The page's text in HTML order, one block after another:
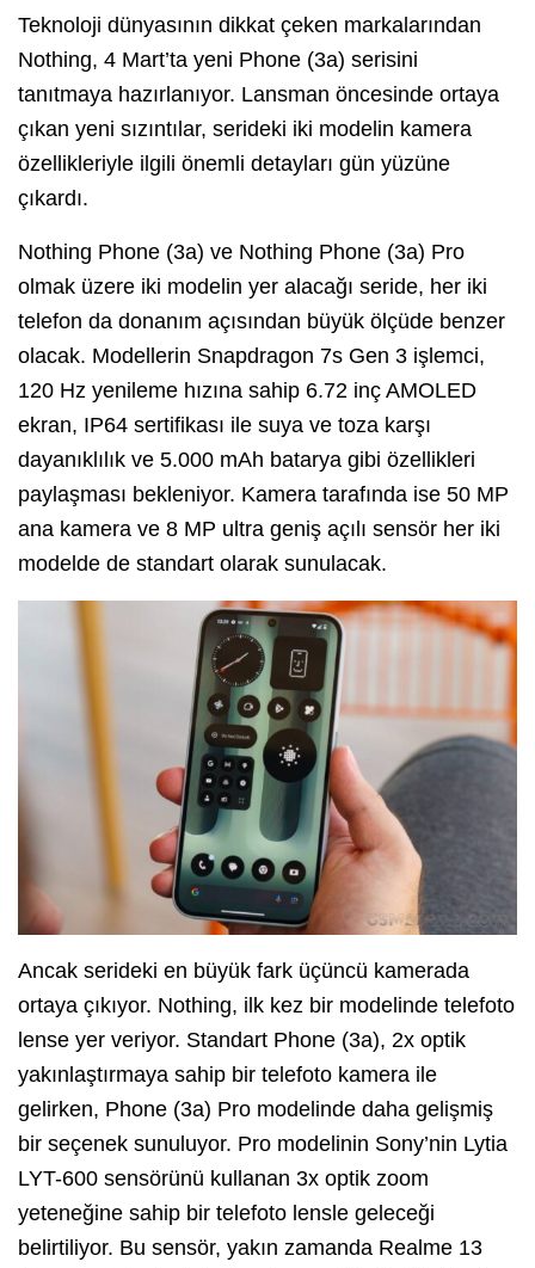
Teknoloji dünyasının dikkat çeken markalarından
Nothing, 4 Mart’ta yeni Phone (3a) serisini
tanıtmaya hazırlanıyor. Lansman öncesinde ortaya
çıkan yeni sızıntılar, serideki iki modelin kamera
özellikleriyle ilgili önemli detayları gün yüzüne
çıkardı.
Nothing Phone (3a) ve Nothing Phone (3a) Pro
olmak üzere iki modelin yer alacağı seride, her iki
telefon da donanım açısından büyük ölçüde benzer
olacak. Modellerin Snapdragon 7s Gen 3 işlemci,
120 Hz yenileme hızına sahip 6.72 inç AMOLED
ekran, IP64 sertifikası ile suya ve toza karşı
dayanıklılık ve 5.000 mAh batarya gibi özellikleri
paylaşması bekleniyor. Kamera tarafında ise 50 MP
ana kamera ve 8 MP ultra geniş açılı sensör her iki
modelde de standart olarak sunulacak.
Ancak serideki en büyük fark üçüncü kamerada
ortaya çıkıyor. Nothing, ilk kez bir modelinde telefoto
lense yer veriyor. Standart Phone (3a), 2x optik
yakınlaştırmaya sahip bir telefoto kamera ile
gelirken, Phone (3a) Pro modelinde daha gelişmiş
bir seçenek sunuluyor. Pro modelinin Sony’nin Lytia
LYT-600 sensörünü kullanan 3x optik zoom
yeteneğine sahip bir telefoto lensle geleceği
belirtiliyor. Bu sensör, yakın zamanda Realme 13